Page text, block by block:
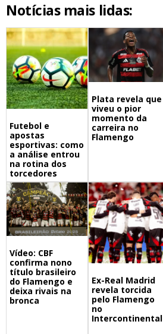
Notícias mais lidas:
Futebol e
apostas
esportivas: como
a análise entrou
na rotina dos
torcedores
Plata revela que
viveu o pior
momento da
carreira no
Flamengo
Vídeo: CBF
confirma nono
título brasileiro
do Flamengo e
deixa rivais na
bronca
Ex-Real Madrid
revela torcida
pelo Flamengo
no
Intercontinental